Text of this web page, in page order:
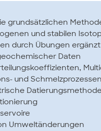
grundsätzlichen
und stabilen
durch Übungen
Daten
und
Umweltänderungen